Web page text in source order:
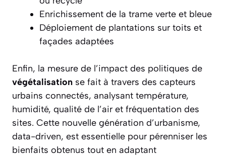
Enrichissement de la trame verte et bleue
Déploiement de plantations sur toits et
façades adaptées
Enfin, la mesure de l’impact des politiques de
végétalisation se fait à travers des capteurs
urbains connectés, analysant température,
humidité, qualité de l’air et fréquentation des
sites. Cette nouvelle génération d’urbanisme,
data-driven, est essentielle pour pérenniser les
bienfaits obtenus tout en adaptant